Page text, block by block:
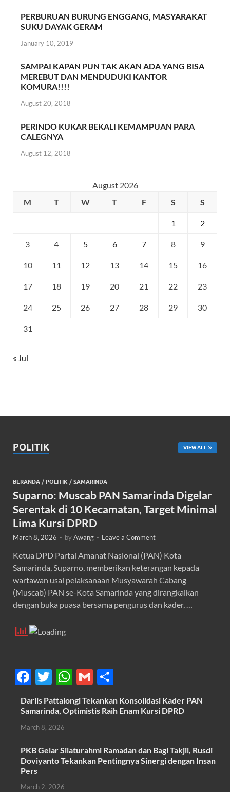
PERBURUAN BURUNG ENGGANG, MASYARAKAT
SUKU DAYAK GERAM
January 10, 2019
SAMPAI KAPAN PUN TAK AKAN ADA YANG BISA
MEREBUT DAN MENDUDUKI KANTOR
KOMURA!!!!
August 20, 2018
PERINDO KUKAR BEKALI KEMAMPUAN PARA
CALEGNYA
August 12, 2018
August 2026
M
T W T F S S
1 2
3 4 5 6 7 8 9
10 11 12 13 14 15 16
17 18 19 20 21 22 23
24 25 26 27 28 29 30
31
« Jul
POLITIK VIEW ALL
BERANDA / POLITIK / SAMARINDA
Suparno: Muscab PAN Samarinda Digelar
Serentak di 10 Kecamatan, Target Minimal
Lima Kursi DPRD
March 8, 2026 - byAwang - Leave a Comment
Ketua DPD Partai Amanat Nasional (PAN) Kota
Samarinda, Suparno, memberikan keterangan kepada
wartawan usai pelaksanaan Musyawarah Cabang
(Muscab) PAN se-Kota Samarinda yang dirangkaikan
dengan buka puasa bersama pengurus dan kader, …
F
ac
e
b
o
k
T
w
itt
er
W
h
at
p
G
m
ail
h
ar
Darlis Pattalongi Tekankan Konsolidasi Kader PAN
Samarinda, Optimistis Raih Enam Kursi DPRD
March 8, 2026
PKB Gelar Silaturahmi Ramadan dan Bagi Takjil, Rusdi
Doviyanto Tekankan Pentingnya Sinergi dengan Insan
Pers
March 2, 2026